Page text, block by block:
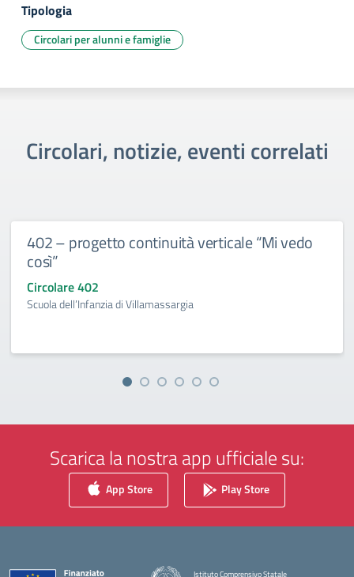
Tipologia
Circolari per alunni e famiglie
Circolari, notizie, eventi correlati
402 – progetto continuità verticale “Mi vedo
così”
Circolare 402
Scuola dell’Infanzia di Villamassargia
Scarica la nostra app ufficiale su:
App Store Play Store
Istituto Comprensivo Statale